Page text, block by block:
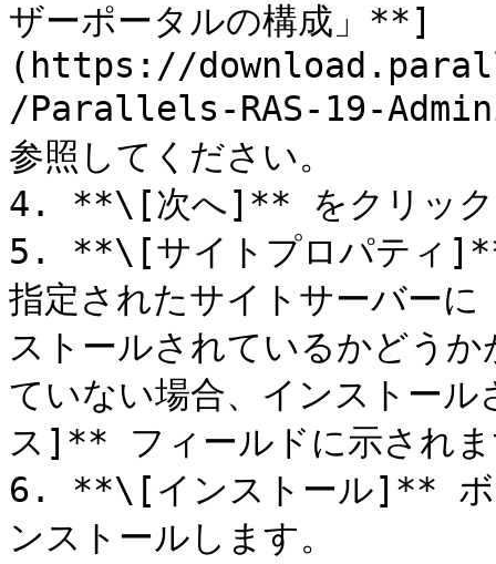
ザーポータルの構成」**]
(https://
/Parallels-RAS-19-
参照してください。
4. **\[次へ]** をクリック
5. **\[サイトプロパティ]**
指定されたサイトサーバ
ストールされているかどう
ていない場合、インストー
ス]** フィールドに示され
6. **\[インストール]** ボ
ンストールします。